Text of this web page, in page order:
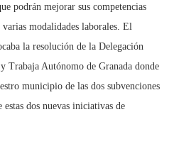
podrán mejorar sus competencias
modalidades laborales. El
la resolución de la Delegación
Trabaja Autónomo de Granada donde
municipio de las dos subvenciones
dos nuevas iniciativas de